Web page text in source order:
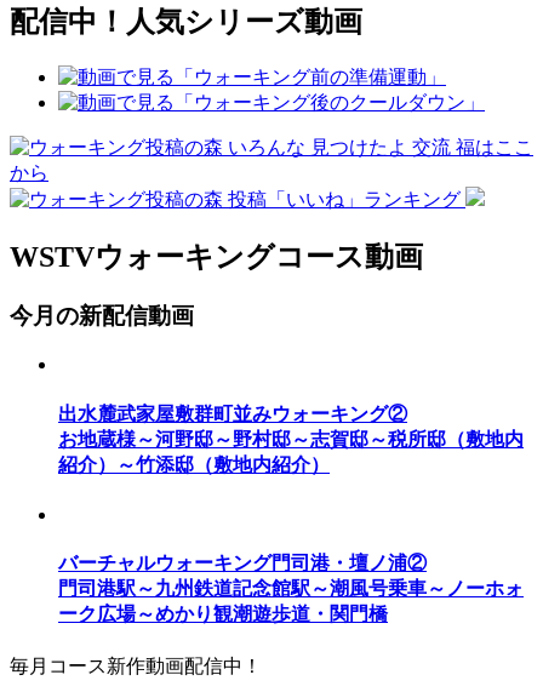
配信中！人気シリーズ動画
WSTVウォーキングコース動画
今月の新配信動画
出水麓武家屋敷群町並みウォーキング②
お地蔵様～河野邸～野村邸～志賀邸～税所邸（敷地内
紹介）～竹添邸（敷地内紹介）
バーチャルウォーキング門司港・壇ノ浦②
門司港駅～九州鉄道記念館駅～潮風号乗車～ノーホォ
ーク広場～めかり観潮遊歩道・関門橋
毎月コース新作動画配信中！